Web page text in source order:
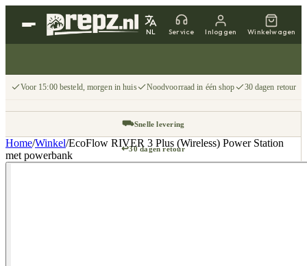
NL Service Inloggen Winkelwagen
Voor 15:00 besteld, morgen in huis Noodvoorraad in één shop 30 dagen retour
⛟Snelle levering
↩30 dagen retour
Home/Winkel/EcoFlow RIVER 3 Plus (Wireless) Power Station
met powerbank